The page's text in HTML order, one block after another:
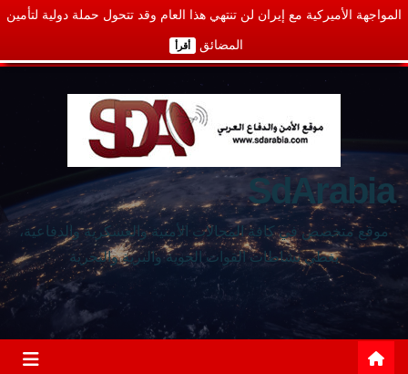
المواجهة الأميركية مع إيران لن تنتهي هذا العام وقد تتحول حملة دولية لتأمين
المضائق أقرأ
SdArabia
موقع متخصص في كافة المجالات الأمنية والعسكرية والدفاعية،
يغطي نشاطات القوات الجوية والبرية والبحرية